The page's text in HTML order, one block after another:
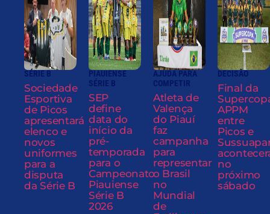
SÉRIE B
Sociedade
Esportiva
de Picos
apresentará
elenco e
novos
uniformes
para a
disputa
da Série B
PIAUIENSE
SÉRIE B
SEP
define
data do
início da
pré-
temporada
para o
Campeonato
Piauiense
Série B
2026
AJUDA PARA
COMPETIR
Atleta de
Valença
do Piauí
faz
campanha
para
representar
o Brasil
no
Mundial
de
DECISÃO
Final da
APPM
entre
Picos e
no
próximo
sábado